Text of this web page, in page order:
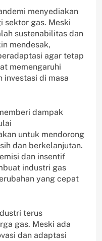
menyediakan
sektor gas. Meski
sustenabilitas dan
mendesak,
agar tetap
memengaruhi
investasi di masa
dampak
untuk mendorong
dan berkelanjutan.
dan insentif
industri gas
yang cepat
terus
gas. Meski ada
dan adaptasi